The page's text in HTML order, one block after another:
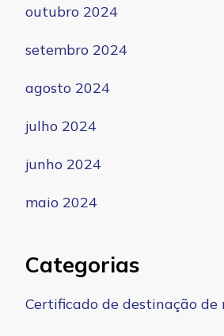
outubro 2024
setembro 2024
agosto 2024
julho 2024
junho 2024
maio 2024
Categorias
Certificado de destinação de